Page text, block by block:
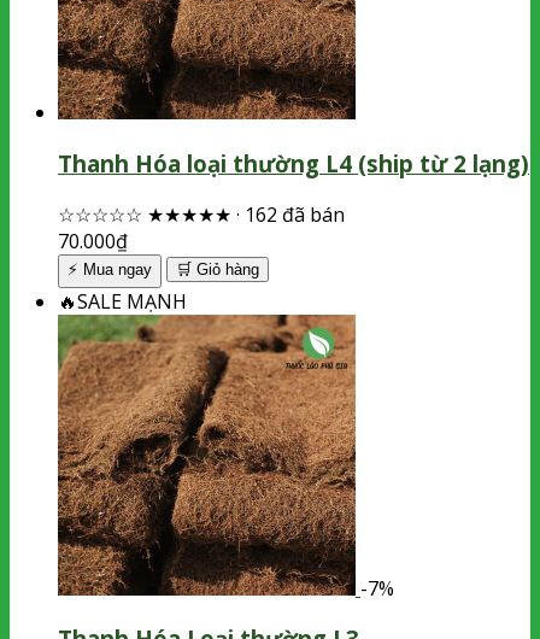
Thanh Hóa loại thường L4 (ship từ 2 lạng)
☆☆☆☆☆ ★★★★★ · 162 đã bán
70.000₫
⚡ Mua ngay 🛒 Giỏ hàng
🔥SALE MẠNH
-7%